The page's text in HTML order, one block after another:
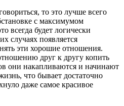
то это лучше всего
с максимумом
всегда будет логически
случаях появляется
эти хорошие отношения.
друг к другу копить
они накапливаются и начинают
что бывает достаточно
даже самое красивое